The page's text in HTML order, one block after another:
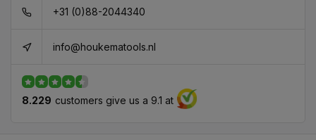
+31 (0)88-2044340
info@houkematools.nl
8.229 customers give us a 9.1 at